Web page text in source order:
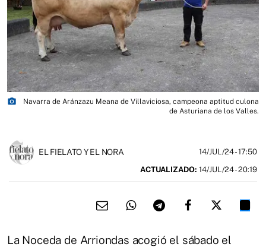
photo_camera
Navarra de Aránzazu Meana de Villaviciosa, campeona aptitud culona
de Asturiana de los Valles.
EL FIELATO Y EL NORA 14/JUL/24- 17:50
ACTUALIZADO: 14/JUL/24 - 20:19
La Noceda de Arriondas acogió el sábado el